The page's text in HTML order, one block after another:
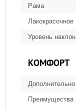
Рама
Лакокрасочное
Уровень
КОМФОРТ
Дополнительно
Преимущества